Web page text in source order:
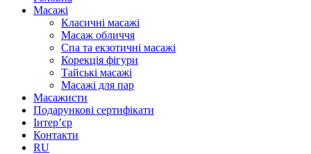
Масажі
Класичні масажі
Масаж обличчя
Спа та екзотичні масажі
Корекція фігури
Тайські масажі
Масажі для пар
Масажисти
Подарункові сертифікати
Інтер’єр
Контакти
RU